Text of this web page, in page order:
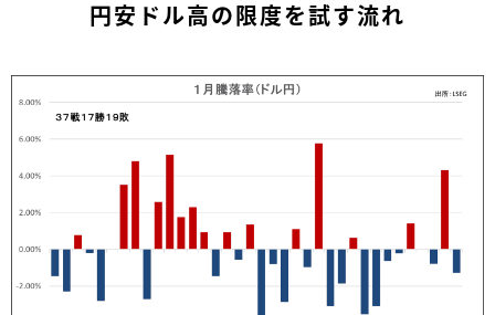
円安ドル高の限度を試す流れ